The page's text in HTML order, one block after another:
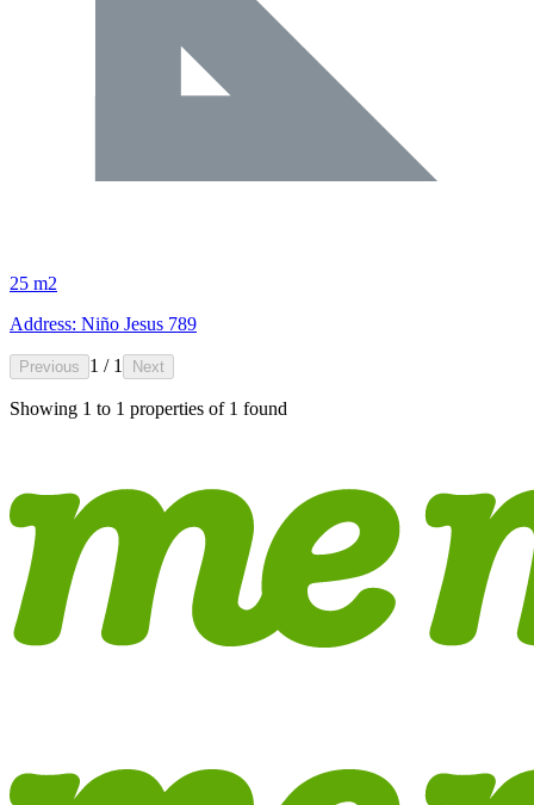
25 m2
Address: Niño Jesus 789
Previous 1 / 1 Next
Showing 1 to 1 properties of 1 found